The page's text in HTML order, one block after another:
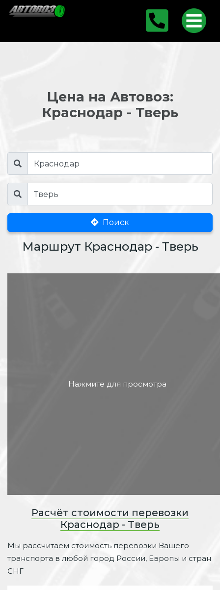
Цена на Автовоз:
Краснодар - Тверь
Поиск
Маршрут Краснодар - Тверь
Расчёт стоимости перевозки
Краснодар - Тверь
Мы рассчитаем стоимость перевозки Вашего
транспорта в любой город России, Европы и стран
СНГ